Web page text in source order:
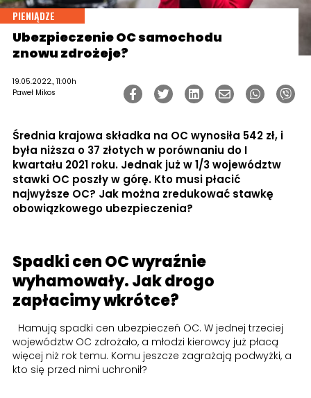
PIENIĄDZE
Ubezpieczenie OC samochodu
znowu zdrożeje?
19.05.2022., 11:00h
Paweł Mikos
Średnia krajowa składka na OC wynosiła 542 zł, i
była niższa o 37 złotych w porównaniu do I
kwartału 2021 roku. Jednak już w 1/3 województw
stawki OC poszły w górę. Kto musi płacić
najwyższe OC? Jak można zredukować stawkę
obowiązkowego ubezpieczenia?
Spadki cen OC wyraźnie
wyhamowały. Jak drogo
zapłacimy wkrótce?
Hamują spadki cen ubezpieczeń OC. W jednej trzeciej
województw OC zdrożało, a młodzi kierowcy już płacą
więcej niż rok temu. Komu jeszcze zagrażają podwyżki, a
kto się przed nimi uchronił?